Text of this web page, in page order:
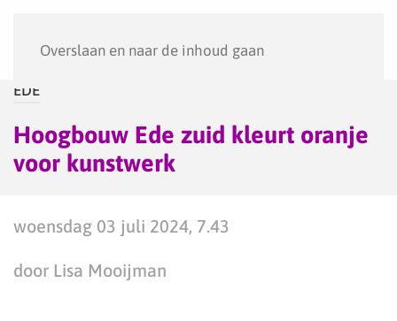
Overslaan en naar de inhoud gaan
EDE
Hoogbouw Ede zuid kleurt oranje
voor kunstwerk
woensdag 03 juli 2024, 7.43
door Lisa Mooijman